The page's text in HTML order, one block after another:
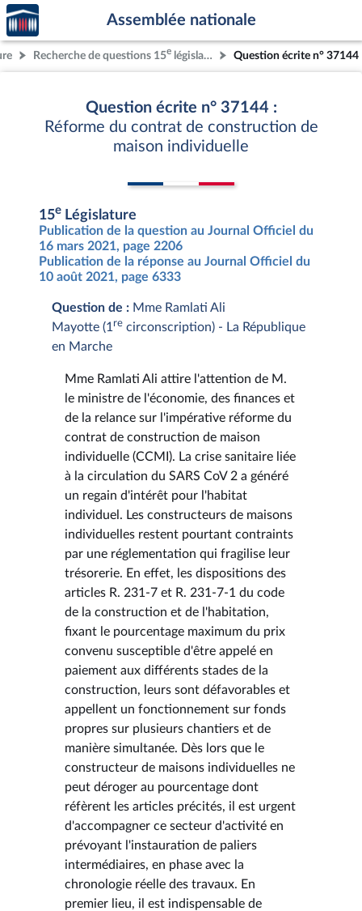
Aller au contenu
Aller en bas de la page
Accèder
à la
page
d'accueil
Assemblée nationale
Recherche de questions 15e législature Question écrite n° 37144
Question écrite n° 37144 :
Réforme du contrat de construction de
maison individuelle
15e Législature
Publication de la question au Journal Officiel du
16 mars 2021, page 2206
Publication de la réponse au Journal Officiel du
10 août 2021, page 6333
Question de : Mme Ramlati Ali
Mayotte (1 re circonscription) - La République
en Marche
Mme Ramlati Ali attire l'attention de M.
le ministre de l'économie, des finances et
de la relance sur l'impérative réforme du
contrat de construction de maison
individuelle (CCMI). La crise sanitaire liée
à la circulation du SARS CoV 2 a généré
un regain d'intérêt pour l'habitat
individuel. Les constructeurs de maisons
individuelles restent pourtant contraints
par une réglementation qui fragilise leur
trésorerie. En effet, les dispositions des
articles R. 231-7 et R. 231-7-1 du code
de la construction et de l'habitation,
fixant le pourcentage maximum du prix
convenu susceptible d'être appelé en
paiement aux différents stades de la
construction, leurs sont défavorables et
appellent un fonctionnement sur fonds
propres sur plusieurs chantiers et de
manière simultanée. Dès lors que le
constructeur de maisons individuelles ne
peut déroger au pourcentage dont
réfèrent les articles précités, il est urgent
d'accompagner ce secteur d'activité en
prévoyant l'instauration de paliers
intermédiaires, en phase avec la
chronologie réelle des travaux. En
premier lieu, il est indispensable de